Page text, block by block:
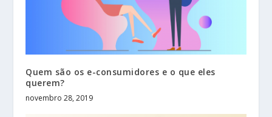
Quem são os e-consumidores e o que eles
querem?
novembro 28, 2019